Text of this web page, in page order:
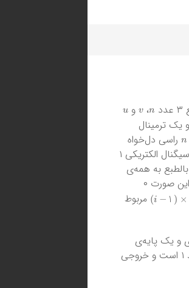
، و
و یک ترمینال
nراسی دل‌خواه
از مدار سیگنال الکتریکی ۱
به این ورودی سیگنال ۰ می‌دهیم. بالطبع به همه‌ی
‌ مسیر داشت، خروجی مدار ۱ و در غیر این صورت ۰
(
−1
×
n+j
مربوط
و یک پایه‌ی
تنها در صورتی که هر دو پایه‌ی ورودی آن ۱ باشند ۱ است و خروجی